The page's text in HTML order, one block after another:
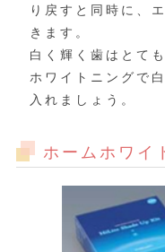
り戻すと同時に、
きます。
白く輝く歯はとて
ホワイトニングで
入れましょう。
ホームホワイ